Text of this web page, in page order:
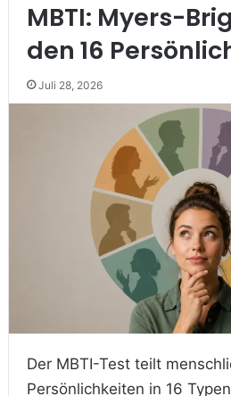
MBTI: Myers-
den 16
Juli 28, 2026
Der MBTI-Test teilt
Persönlichkeiten in 16